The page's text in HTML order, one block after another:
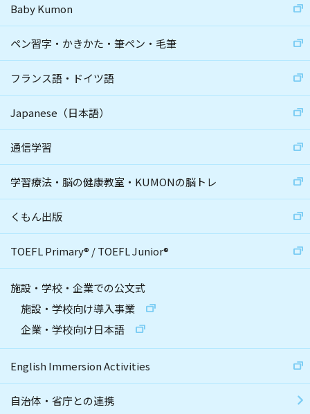
Baby Kumon
ペン習字・かきかた・筆ペン・毛筆
フランス語・ドイツ語
Japanese（日本語）
通信学習
学習療法・脳の健康教室・KUMONの脳トレ
くもん出版
TOEFL Primary® /TOEFL Junior®
施設・学校・企業での公文式
施設・学校向け導入事業
企業・学校向け日本語
English Immersion Activities
自治体・省庁との連携